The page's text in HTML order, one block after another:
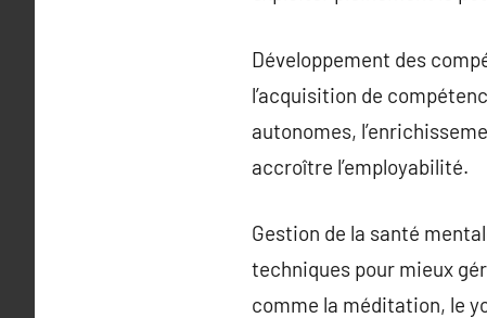
Développement des
l’acquisition de
autonomes,
accroître l’employabilité.
Gestion de la santé
techniques pour mieux
comme la méditation, le